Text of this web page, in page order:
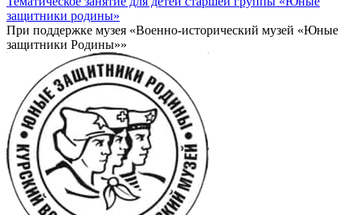
защитники родины»
При поддержке музея «Военно-исторический музей «Юные
защитники Родины»»